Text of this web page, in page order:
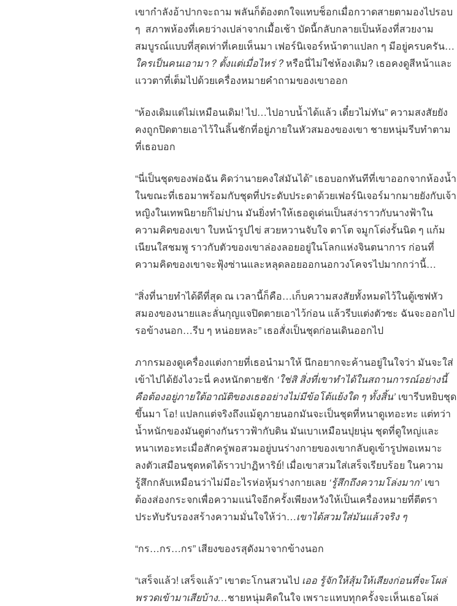
เขากำลังอ้าปากจะถาม พลันก็ต้องตกใจแทบช็อกเมื่อกวาดสายตามองไปรอบ
ๆ สภาพห้องที่เคยว่างเปล่าจากเมื้อเช้า บัดนี้กลับกลายเป็นห้องที่สวยงาม
สมบูรณ์แบบที่สุดเท่าที่เคยเห็นมา เฟอร์นิเจอร์หน้าตาแปลก ๆ มีอยู่ครบครัน…
ใครเป็นคนเอามา ? ตั้งแต่เมื่อไหร่ ?หรือนี่ไม่ใช่ห้องเดิม? เธอคงดูสีหน้าและ
แววตาที่เต็มไปด้วยเครื่องหมายคำถามของเขาออก
“ห้องเดิมแต่ไม่เหมือนเดิม! ไป…ไปอาบน้ำได้แล้ว เดี๋ยวไม่ทัน” ความสงสัยยัง
คงถูกปิดตายเอาไว้ในลิ้นชักที่อยู่ภายในหัวสมองของเขา ชายหนุ่มรีบทำตาม
ที่เธอบอก
“นี่เป็นชุดของพ่อฉัน คิดว่านายคงใส่มันได้” เธอบอกทันทีที่เขาออกจากห้องน้ำ
ในขณะที่เธอมาพร้อมกับชุดที่ประดับประดาด้วยเฟอร์นิเจอร์มากมายยังกับเจ้า
หญิงในเทพนิยายก็ไม่ปาน มันยิ่งทำให้เธอดูเด่นเป็นสง่าราวกับนางฟ้าใน
ความคิดของเขา ใบหน้ารูปไข่ สวยหวานจับใจ ตาโต จมูกโด่งรั้นนิด ๆ แก้ม
เนียนใสชมพู ราวกับตัวของเขาล่องลอยอยู่ในโลกแห่งจินตนาการ ก่อนที่
ความคิดของเขาจะฟุ้งซ่านและหลุดลอยออกนอกวงโคจรไปมากกว่านี้…
“สิ่งที่นายทำได้ดีที่สุด ณ เวลานี้ก็คือ…เก็บความสงสัยทั้งหมดไว้ในตู้เซฟหัว
สมองของนายและลั่นกุญแจปิดตายเอาไว้ก่อน แล้วรีบแต่งตัวซะ ฉันจะออกไป
รอข้างนอก…รีบ ๆ หน่อยหละ” เธอสั่งเป็นชุดก่อนเดินออกไป
ภากรมองดูเครื่องแต่งกายที่เธอนำมาให้ นึกอยากจะค้านอยู่ในใจว่า มันจะใส่
เข้าไปได้ยังไงวะนี่ คงหนักตายชัก ‘ใช่สิ สิ่งที่เขาทำได้ในสถานการณ์อย่างนี้
คือต้องอยู่ภายใต้อาณัติของเธออย่างไม่มีข้อโต้แย้งใด ๆ ทั้งสิ้น’ เขารีบหยิบชุด
ขึ้นมา โอ! แปลกแต่จริงถึงแม้ดูภายนอกมันจะเป็นชุดที่หนาดูเทอะทะ แต่ทว่า
น้ำหนักของมันดูต่างกันราวฟ้ากับดิน มันเบาเหมือนปุยนุ่น ชุดที่ดูใหญ่และ
หนาเทอะทะเมื่อสักครู่พอสวมอยู่บนร่างกายของเขากลับดูเข้ารูปพอเหมาะ
ลงตัวเสมือนชุดหดได้ราวปาฏิหาริย์! เมื่อเขาสวมใส่เสร็จเรียบร้อย ในความ
รู้สึกกลับเหมือนว่าไม่มีอะไรห่อหุ้มร่างกายเลย ‘รู้สึกถึงความโล่งมาก’ เขา
ต้องส่องกระจกเพื่อความแน่ใจอีกครั้งเพียงหวังให้เป็นเครื่องหมายที่ตีตรา
ประทับรับรองสร้างความมั่นใจให้ว่า…เขาได้สวมใส่มันแล้วจริง ๆ
“กร…กร…กร” เสียงของรสุดังมาจากข้างนอก
“เสร็จแล้ว! เสร็จแล้ว” เขาตะโกนสวนไป เออ รู้จักให้สุ้มให้เสียงก่อนที่จะโผล่
พรวดเข้ามาเสียบ้าง…ชายหนุ่มคิดในใจ เพราะแทบทุกครั้งจะเห็นเธอโผล่